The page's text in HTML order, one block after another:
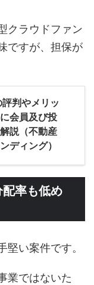
クラウドファン
ですが、担保が
判やメリッ
会員及び投
説（不動産
ディング）
率も低め
い案件です。
業ではないた